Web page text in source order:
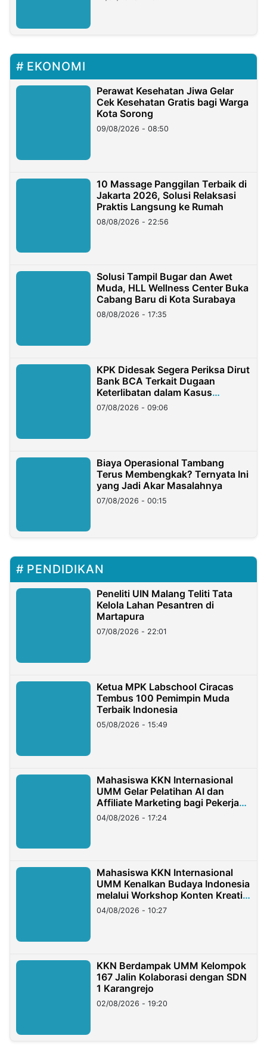
EKONOMI
Perawat Kesehatan Jiwa Gelar
Cek Kesehatan Gratis bagi Warga
Kota Sorong
09/08/2026 - 08:50
10 Massage Panggilan Terbaik di
Jakarta 2026, Solusi Relaksasi
Praktis Langsung ke Rumah
08/08/2026 - 22:56
Solusi Tampil Bugar dan Awet
Muda, HLL Wellness Center Buka
Cabang Baru di Kota Surabaya
08/08/2026 - 17:35
KPK Didesak Segera Periksa Dirut
Bank BCA Terkait Dugaan
Keterlibatan dalam Kasus
Hilangnya Dana Nasabah Rp2,58
Miliar
07/08/2026 - 09:06
Biaya Operasional Tambang
Terus Membengkak? Ternyata Ini
yang Jadi Akar Masalahnya
07/08/2026 - 00:15
PENDIDIKAN
Peneliti UIN Malang Teliti Tata
Kelola Lahan Pesantren di
Martapura
07/08/2026 - 22:01
Ketua MPK Labschool Ciracas
Tembus 100 Pemimpin Muda
Terbaik Indonesia
05/08/2026 - 15:49
Mahasiswa KKN Internasional
UMM Gelar Pelatihan AI dan
Affiliate Marketing bagi Pekerja
Migran Indonesia di Taiwan
04/08/2026 - 17:24
Mahasiswa KKN Internasional
UMM Kenalkan Budaya Indonesia
melalui Workshop Konten Kreatif
di Taiwan
04/08/2026 - 10:27
KKN Berdampak UMM Kelompok
167 Jalin Kolaborasi dengan SDN
1 Karangrejo
02/08/2026 - 19:20